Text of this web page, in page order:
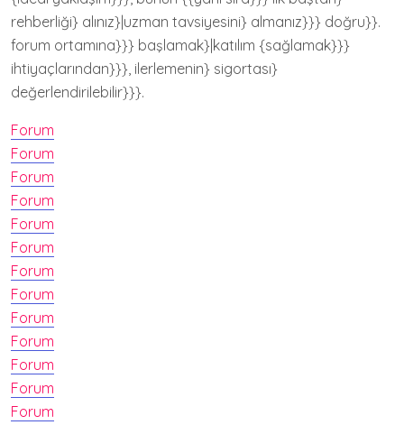
rehberliği} alınız}|uzman tavsiyesini} almanız}}} doğru}}.
forum ortamına}}} başlamak}|katılım {sağlamak}}}
ihtiyaçlarından}}}, ilerlemenin} sigortası}
değerlendirilebilir}}}.
Forum
Forum
Forum
Forum
Forum
Forum
Forum
Forum
Forum
Forum
Forum
Forum
Forum